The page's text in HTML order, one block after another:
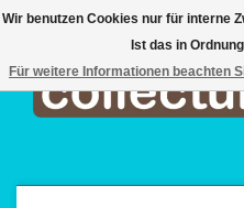
Wir benutzen Cookies nur für interne
Ist das in
Für weitere Informationen beachten